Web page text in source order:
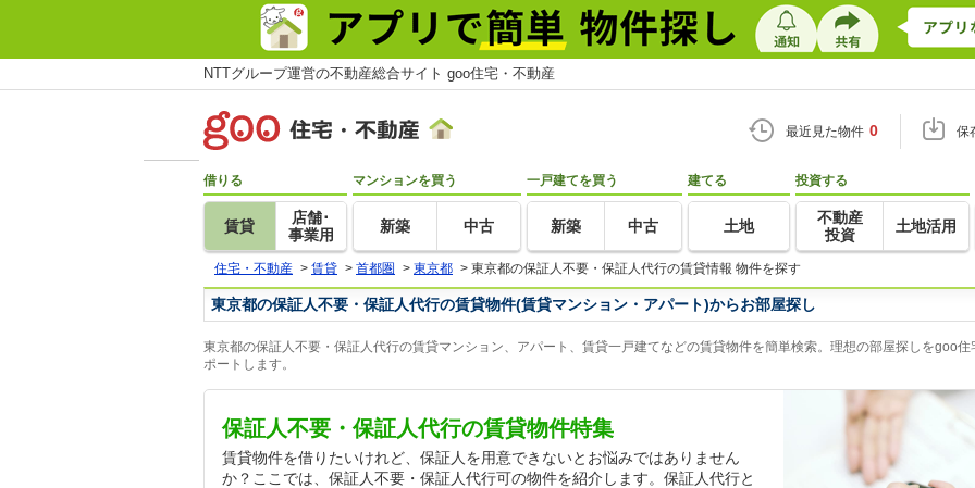
NTTグループ運営の不動産総合サイト goo住宅・不動産
最近見た物件 0 保
借りる
賃貸
店舗･
事業用
マンションを買う
新築 中古
一戸建てを買う
新築 中古
建てる
土地
投資する
不動産
投資
土地活用
住宅・不動産 > 賃貸 > 首都圏 > 東京都 > 東京都の保証人不要・保証人代行の賃貸情報 物件を探す
東京都の保証人不要・保証人代行の賃貸物件(賃貸マンション・アパート)からお部屋探し
東京都の保証人不要・保証人代行の賃貸マンション、アパート、賃貸一戸建てなどの賃貸物件を簡単検索。理想の部屋探しをgoo住
ポートします。
保証人不要・保証人代行の賃貸物件特集
賃貸物件を借りたいけれど、保証人を用意できないとお悩みではありません
か？ここでは、保証人不要・保証人代行可の物件を紹介します。保証人代行と